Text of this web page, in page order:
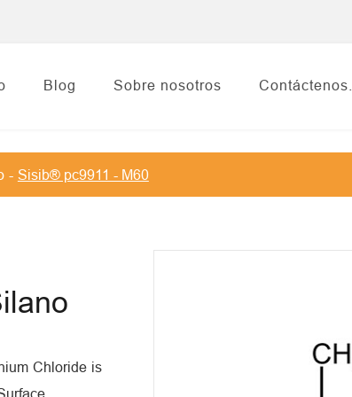
Blog Sobre nosotros
Sisib® pc9911 - M60
Chloride is